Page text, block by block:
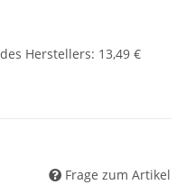
Herstellers: 13,49 €
Frage zum Artikel